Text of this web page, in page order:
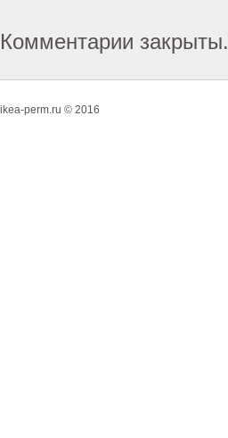
Комментарии закрыты.
ikea-perm.ru © 2016